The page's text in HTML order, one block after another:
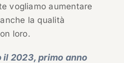
vogliamo aumentare
la qualità
loro.
il 2023, primo anno